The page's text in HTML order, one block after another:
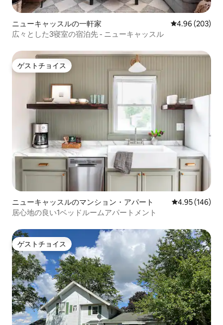
ニューキャッスルの一軒家 レビュー203
4.96 (203)
広々とした3寝室の宿泊先 - ニューキャッスル
ゲストチョイス
ゲストチョイス
ニューキャッスルのマンション・アパート レビュー146
4.95 (146)
居心地の良い1ベッドルームアパートメント
ゲストチョイス
ゲストチョイス